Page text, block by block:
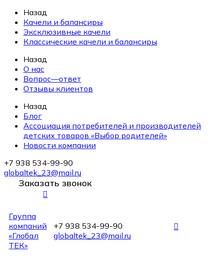
Назад
Качели и балансиры
Эксклюзивные качели
Классические качели и балансиры
Назад
О нас
Вопрос—ответ
Отзывы клиентов
Назад
Блог
Ассоциация потребителей и производителей
детских товаров «Выбор родителей»
Новости компании
+7 938 534-99-90
globaltek_23@mail.ru
Заказать звонок
Группа
компаний
«Глобал
ТЕК»
+7 938 534-99-90
globaltek_23@mail.ru